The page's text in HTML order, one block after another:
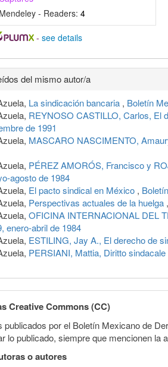
Mendeley - Readers: 4
- see details
del mismo autor/a
La sindicación bancaria , Boletín
REYNOSO CASTILLO, Carlos, El
de 1991
MASCARO NASCIMENTO,
PÉREZ AMORÓS, Francisco y
agosto de 1984
El pacto sindical en México ,
Perspectivas actuales de la huelga ,
OFICINA INTERNACIONAL DEL
enero-abril de 1984
ESTILING, Jay A., El derecho de
PERSIANI, Mattia, Diritto sindacale
Creative Commons (CC)
publicados por el Boletín Mexicano de
lo publicado, siempre que mencionen
o autores